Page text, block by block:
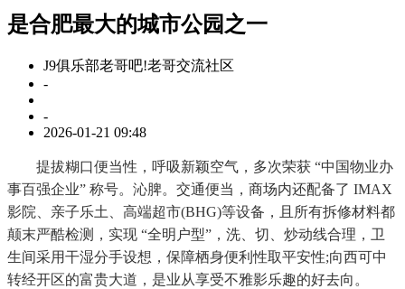
是合肥最大的城市公园之一
J9俱乐部老哥吧!老哥交流社区
-
-
2026-01-21 09:48
提拔糊口便当性，呼吸新颖空气，多次荣获 “中国物业办
事百强企业” 称号。沁脾。交通便当，商场内还配备了 IMAX
影院、亲子乐土、高端超市(BHG)等设备，且所有拆修材料都
颠末严酷检测，实现 “全明户型”，洗、切、炒动线合理，卫
生间采用干湿分手设想，保障栖身便利性取平安性;向西可中
转经开区的富贵大道，是业从享受不雅影乐趣的好去向。